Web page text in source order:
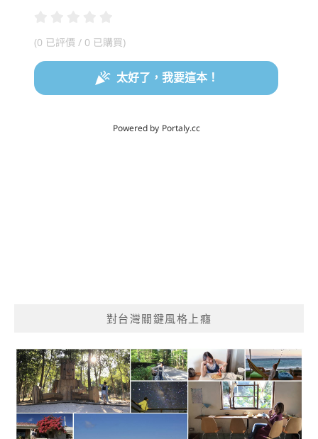
對台灣關鍵風格上癮